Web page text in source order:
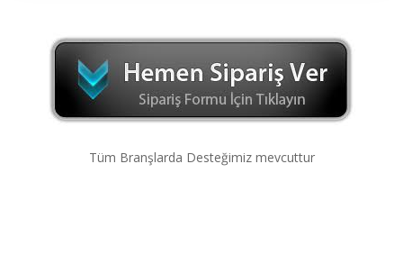
Tüm Branşlarda Desteğimiz mevcuttur